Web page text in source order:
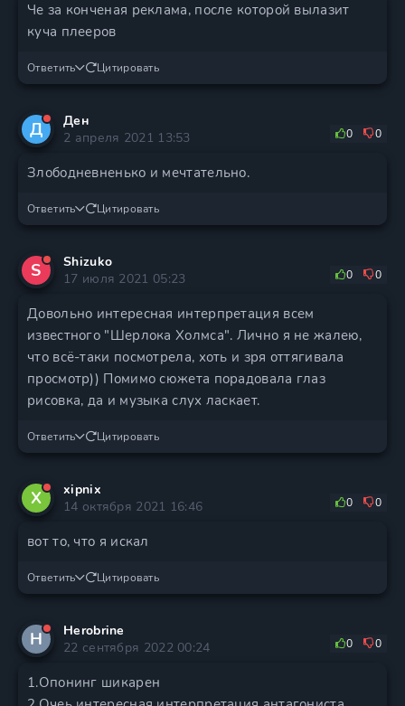
Че за конченая реклама, после которой вылазит
куча плееров
Ответить Цитировать
Д
Ден
2 апреля 2021 13:53
0 0
Злободневненько и мечтательно.
Ответить Цитировать
S
Shizuko
17 июля 2021 05:23
0 0
Довольно интересная интерпретация всем
известного "Шерлока Холмса". Лично я не жалею,
что всё-таки посмотрела, хоть и зря оттягивала
просмотр)) Помимо сюжета порадовала глаз
рисовка, да и музыка слух ласкает.
Ответить Цитировать
X
xipnix
14 октября 2021 16:46
0 0
вот то, что я искал
Ответить Цитировать
H
Herobrine
22 сентября 2022 00:24
0 0
1.Опонинг шикарен